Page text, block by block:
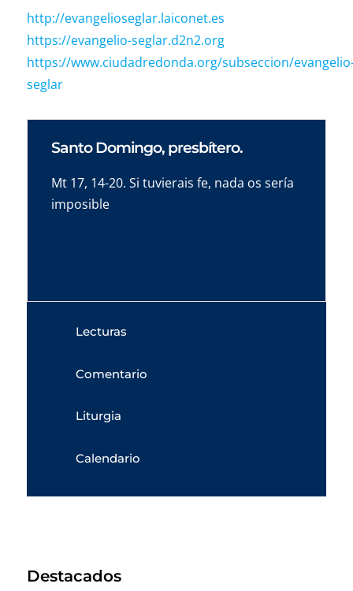
http://evangelioseglar.laiconet.es
https://evangelio-seglar.d2n2.org
https://www.ciudadredonda.org/subseccion/
seglar
Santo Domingo, presbítero.
Mt 17, 14-20. Si tuvierais fe, nada os sería
imposible
Lecturas
Comentario
Liturgia
Calendario
Destacados